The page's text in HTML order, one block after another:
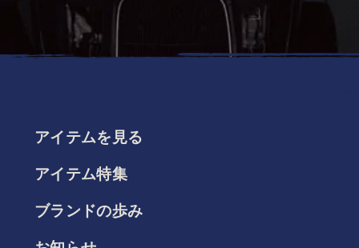
アイテムを見る
アイテム特集
ブランドの歩み